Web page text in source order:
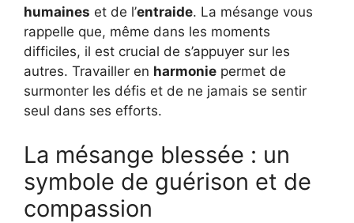
humaines et de l’entraide. La mésange vous
rappelle que, même dans les moments
difficiles, il est crucial de s’appuyer sur les
autres. Travailler en harmonie permet de
surmonter les défis et de ne jamais se sentir
seul dans ses efforts.
La mésange blessée : un
symbole de guérison et de
compassion